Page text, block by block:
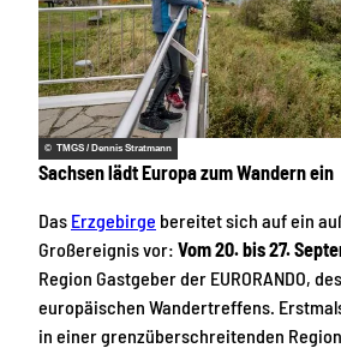
© TMGS / Dennis Stratmann
Sachsen lädt Europa zum Wandern ein
Das Erzgebirge bereitet sich auf ein
Großereignis vor: Vom 20. bis 27.
Region Gastgeber der EURORANDO,
europäischen Wandertreffens.
in einer grenzüberschreitenden